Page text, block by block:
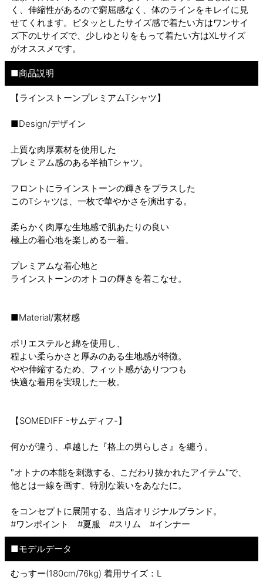
く、伸縮性があるので窮屈感なく、体のラインをキレイに見
せてくれます。ピタッとしたサイズ感で着たい方はワンサイ
ズ下のLサイズで、少しゆとりをもって着たい方はXLサイズ
がオススメです。
■商品説明
【ラインストーンプレミアムTシャツ】
■Design/デザイン
上質な肉厚素材を使用した
プレミアム感のある半袖Tシャツ。
フロントにラインストーンの輝きをプラスした
このTシャツは、一枚で華やかさを演出する。
柔らかく肉厚な生地感で肌あたりの良い
極上の着心地を楽しめる一着。
プレミアムな着心地と
ラインストーンのオトコの輝きを着こなせ。
■Material/素材感
ポリエステルと綿を使用し、
程よい柔らかさと厚みのある生地感が特徴。
やや伸縮するため、フィット感がありつつも
快適な着用を実現した一枚。
【SOMEDIFF -サムディフ-】
何かが違う、卓越した『格上の男らしさ』を纏う。
"オトナの本能を刺激する、こだわり抜かれたアイテム"で、
他とは一線を画す、特別な装いをあなたに。
をコンセプトに展開する、当店オリジナルブランド。
#ワンポイント #夏服 #スリム #インナー
■モデルデータ
むっすー(180cm/76kg) 着用サイズ：L